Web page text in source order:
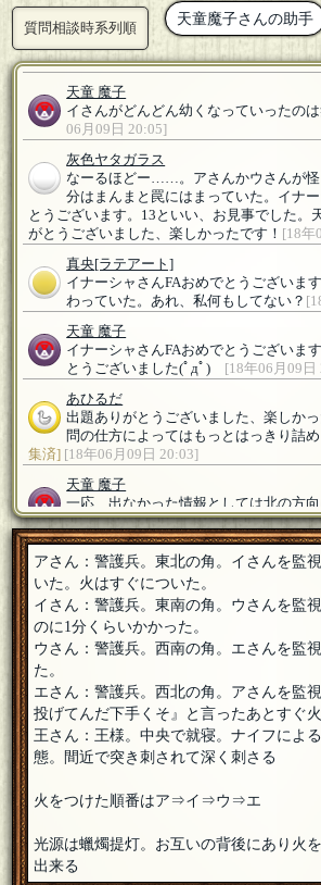
質問相談時系列順
天童魔子さんの助手
天童 魔子
イさんがどんどん幼くなっていったの
06月09日 20:05]
灰色ヤタガラス
なーるほどー……。アさんかウさんが怪
分はまんまと罠にはまっていた。イナ
とうございます。13といい、お見事でした。
がとうございました、楽しかったです！ [18年
真央[ラテアート]
イナーシャさんFAおめでとうございま
わっていた。あれ、私何もしてない？
天童 魔子
イナーシャさんFAおめでとうございま
とうございました(ﾟдﾟ)ゞ
[18年06月09日
あひるだ
出題ありがとうございました、楽しか
問の仕方によってはもっとはっきり詰め
集済] [18年06月09日 20:03]
天童 魔子
一応、出なかった情報としては北の方
窓。どちらも開閉出来ない 王様までの
も30秒かかる。アさんは例外としてウさんが
ほど。エさんは文句を言ってから20秒と言う
ってする予定もあったのです
イナーシャ
なるほど、痛いって言うのはそういうこ
魔子さん出題ありがとうございました
年06月09日 20:03]
天童 魔子
っﾟдﾟ)っ 久しぶりのミステリーだった
のです。 時間的にはおよそ1時間半。
す[18年06月09日 20:00]
真央さん ようこそなのです(ﾟдﾟ)ゞ
イナーシャ
天童魔子さん了解です、失礼しました。
アさん：警護兵。東北の角。イさんを監
いた。火はすぐについた。
イさん：警護兵。東南の角。ウさんを監
のに1分くらいかかった。
ウさん：警護兵。西南の角。エさんを監
た。
エさん：警護兵。西北の角。アさんを監
投げてんだ下手くそ』と言ったあとすぐ火
王さん：王様。中央で就寝。ナイフによ
態。間近で突き刺されて深く刺さる
火をつけた順番はア⇒イ⇒ウ⇒エ
光源は蠟燭提灯。お互いの背後にあり火
出来る